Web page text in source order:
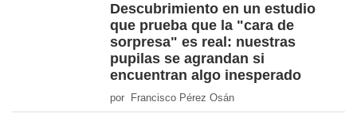
Descubrimiento en un estudio
que prueba que la "cara de
sorpresa" es real: nuestras
pupilas se agrandan si
encuentran algo inesperado
por Francisco Pérez Osán